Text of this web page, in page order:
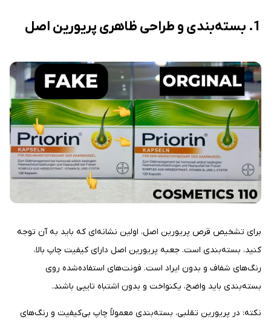
1. بسته‌بندی و طراحی ظاهری پریورین اصل
برای تشخیص قرص پریورین اصل، اولین نشانه‌ای که باید به آن توجه
کنید، بسته‌بندی است. جعبه پریورین اصل دارای کیفیت چاپ بالا،
رنگ‌های شفاف و بدون ایراد است. فونت‌های استفاده‌شده روی
بسته‌بندی باید واضح، یکنواخت و بدون اشتباه تایپی باشند.
نکته: در پریورین تقلبی، بسته‌بندی معمولاً چاپ بی‌کیفیت و رنگ‌های